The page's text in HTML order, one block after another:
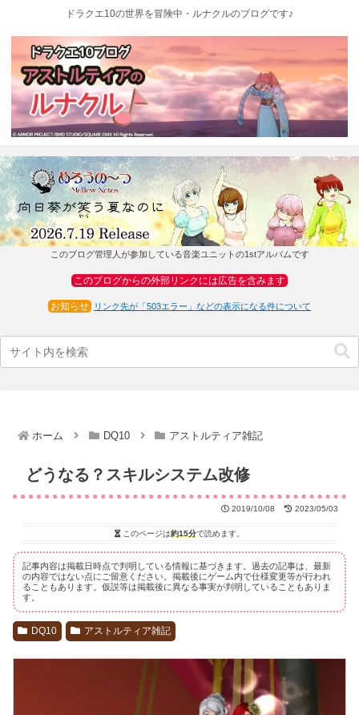
ドラクエ10の世界を冒険中・ルナクルのブログです♪
このブログ管理人が参加している音楽ユニットの1stアルバムです
このブログからの外部リンクには広告を含みます
お知らせ リンク先が「503エラー」などの表示になる件について
ホーム DQ10 アストルティア雑記
どうなる？スキルシステム改修
2019/10/08 2023/05/03
このページは約15分で読めます。
記事内容は掲載日時点で判明している情報に基づきます。過去の記事は、最新
の内容ではない点にご留意ください。掲載後にゲーム内で仕様変更等が行われ
ることもあります。仮説等は掲載後に異なる事実が判明していることもありま
す。
DQ10 アストルティア雑記